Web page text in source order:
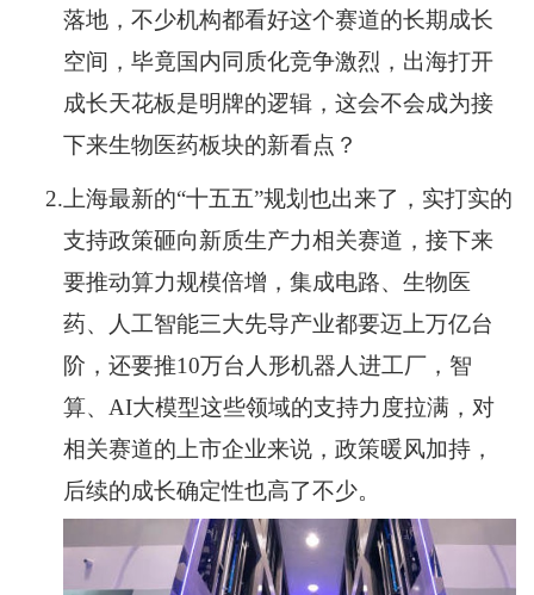
落地，不少机构都看好这个赛道的长期成长
空间，毕竟国内同质化竞争激烈，出海打开
成长天花板是明牌的逻辑，这会不会成为接
下来生物医药板块的新看点？
2. 上海最新的“十五五”规划也出来了，实打实的
支持政策砸向新质生产力相关赛道，接下来
要推动算力规模倍增，集成电路、生物医
药、人工智能三大先导产业都要迈上万亿台
阶，还要推10万台人形机器人进工厂，智
算、AI大模型这些领域的支持力度拉满，对
相关赛道的上市企业来说，政策暖风加持，
后续的成长确定性也高了不少。